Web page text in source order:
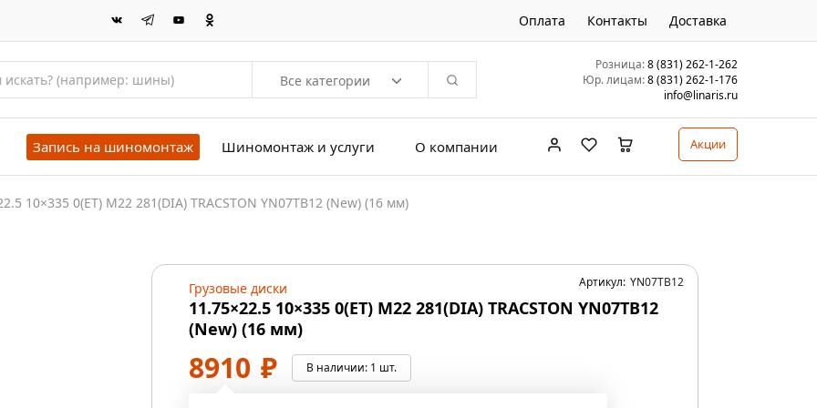
Оплата Контакты Доставка
Все категории
Розница:8 (831) 262-1-262
Юр. лицам:8 (831) 262-1-176
info@linaris.ru
Запись на шиномонтаж Шиномонтаж и услуги О компании Акции
10×335 0(ET) M22 281(DIA) TRACSTON YN07TB12 (New) (16 мм)
Грузовые диски
11.75×22.5 10×335 0(ET) M22 281(DIA) TRACSTON YN07TB12
(New) (16 мм)
8910 ₽ В наличии:1 шт.
Артикул: YN07TB12